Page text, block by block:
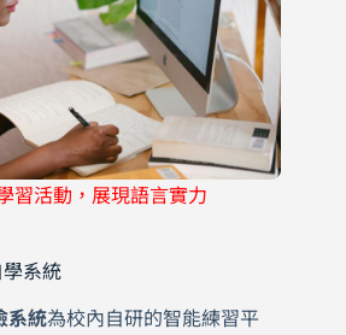
習活動，展現語言實力
學系統
系統為校內自研的智能練習平